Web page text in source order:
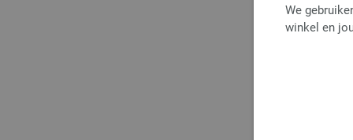
We
winkel en